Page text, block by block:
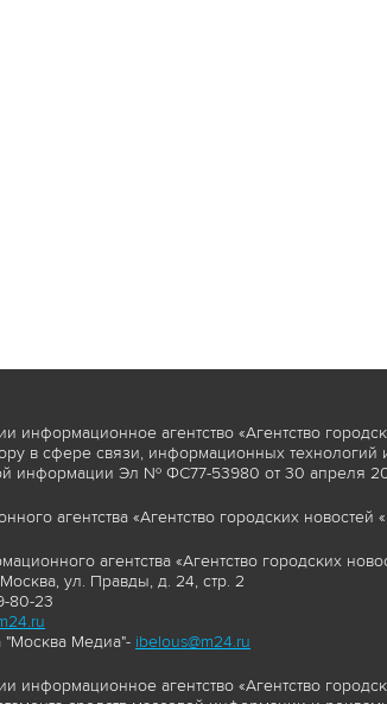
информационное агентство «Агентство
в сфере связи, информационных технологий
информации Эл № ФС77-53980 от 30 апреля
агентства «Агентство городских новостей
агентства «Агентство городских
ул. Правды, д. 24, стр. 2
80-23
"Москва Медиа"- ibelous@m24.ru
информационное агентство «Агентство